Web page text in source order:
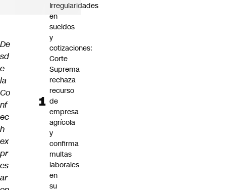
De
sd
e
la
Co
nf
ec
h
ex
pr
es
ar
Irregularidades
en
sueldos
y
cotizaciones:
Corte
Suprema
rechaza
recurso
de
empresa
agrícola
y
confirma
multas
laborales
en
su